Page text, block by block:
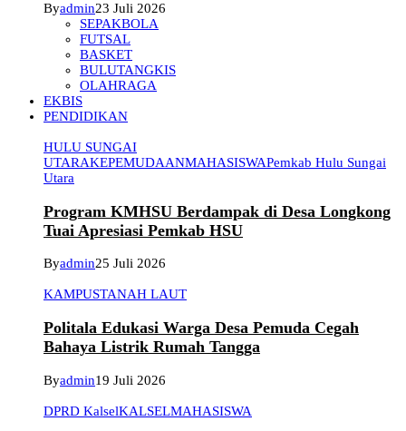
Byadmin23 Juli 2026
SEPAKBOLA
FUTSAL
BASKET
BULUTANGKIS
OLAHRAGA
EKBIS
PENDIDIKAN
HULU SUNGAI
UTARAKEPEMUDAANMAHASISWAPemkab Hulu Sungai
Utara
Program KMHSU Berdampak di Desa Longkong
Tuai Apresiasi Pemkab HSU
Byadmin25 Juli 2026
KAMPUSTANAH LAUT
Politala Edukasi Warga Desa Pemuda Cegah
Bahaya Listrik Rumah Tangga
Byadmin19 Juli 2026
DPRD KalselKALSELMAHASISWA